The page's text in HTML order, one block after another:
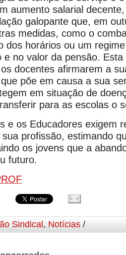
aumento salarial
galopante que, em
medidas, como o
dos horários ou um
e no valor da pensão.
docentes afirmarem a
põe em causa a sua
em situação de
para as escolas o
e os Educadores exigem
profissão, estimando
os jovens que a
futuro.
Sindical , Notícias /